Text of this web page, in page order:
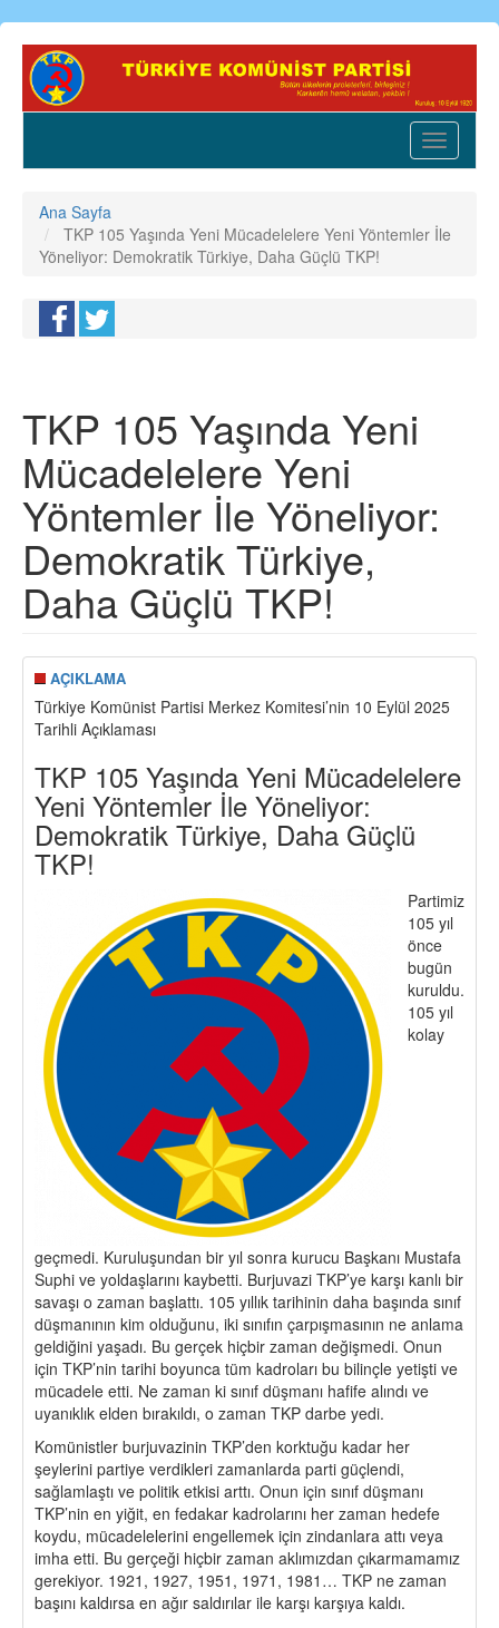
Ana
içeriğe
Toggle
Ana Sayfa
TKP 105 Yaşında Yeni Mücadelelere Yeni Yöntemler İle
Yöneliyor: Demokratik Türkiye, Daha Güçlü TKP!
TKP 105 Yaşında Yeni
Mücadelelere Yeni
Yöntemler İle Yöneliyor:
Demokratik Türkiye,
Daha Güçlü TKP!
AÇIKLAMA
Türkiye Komünist Partisi Merkez Komitesi’nin 10 Eylül 2025
Tarihli Açıklaması
TKP 105 Yaşında Yeni Mücadelelere
Yeni Yöntemler İle Yöneliyor:
Demokratik Türkiye, Daha Güçlü
TKP!
Partimiz
105 yıl
önce
bugün
kuruldu.
105 yıl
kolay
geçmedi. Kuruluşundan bir yıl sonra kurucu Başkanı Mustafa
Suphi ve yoldaşlarını kaybetti. Burjuvazi TKP’ye karşı kanlı bir
savaşı o zaman başlattı. 105 yıllık tarihinin daha başında sınıf
düşmanının kim olduğunu, iki sınıfın çarpışmasının ne anlama
geldiğini yaşadı. Bu gerçek hiçbir zaman değişmedi. Onun
için TKP’nin tarihi boyunca tüm kadroları bu bilinçle yetişti ve
mücadele etti. Ne zaman ki sınıf düşmanı hafife alındı ve
uyanıklık elden bırakıldı, o zaman TKP darbe yedi.
Komünistler burjuvazinin TKP’den korktuğu kadar her
şeylerini partiye verdikleri zamanlarda parti güçlendi,
sağlamlaştı ve politik etkisi arttı. Onun için sınıf düşmanı
TKP’nin en yiğit, en fedakar kadrolarını her zaman hedefe
koydu, mücadelelerini engellemek için zindanlara attı veya
imha etti. Bu gerçeği hiçbir zaman aklımızdan çıkarmamamız
gerekiyor. 1921, 1927, 1951, 1971, 1981… TKP ne zaman
başını kaldırsa en ağır saldırılar ile karşı karşıya kaldı.